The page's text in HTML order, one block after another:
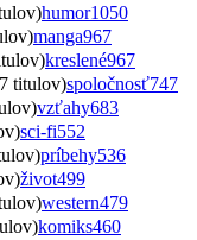
humor1050
manga967
kreslené967
titulov)spoločnosť747
vzťahy683
sci-fi552
príbehy536
život499
western479
komiks460